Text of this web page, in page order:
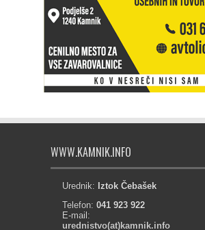
WWW.KAMNIK.INFO
Urednik: Iztok Čebašek
Telefon: 041 923 922
E-mail:
urednistvo(at)kamnik.info